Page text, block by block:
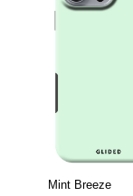
Mint Breeze